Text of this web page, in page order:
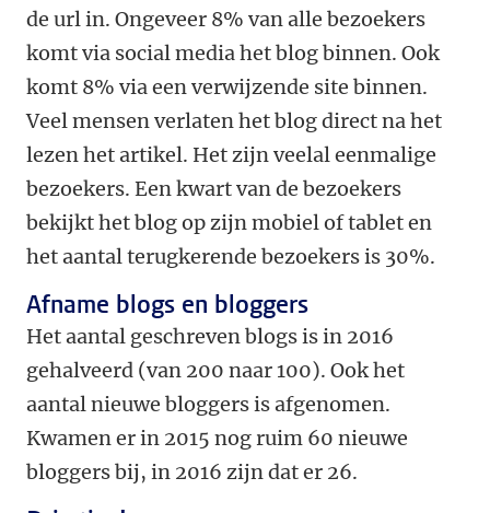
de url in. Ongeveer 8% van alle bezoekers
komt via social media het blog binnen. Ook
komt 8% via een verwijzende site binnen.
Veel mensen verlaten het blog direct na het
lezen het artikel. Het zijn veelal eenmalige
bezoekers. Een kwart van de bezoekers
bekijkt het blog op zijn mobiel of tablet en
het aantal terugkerende bezoekers is 30%.
Afname blogs en bloggers
Het aantal geschreven blogs is in 2016
gehalveerd (van 200 naar 100). Ook het
aantal nieuwe bloggers is afgenomen.
Kwamen er in 2015 nog ruim 60 nieuwe
bloggers bij, in 2016 zijn dat er 26.